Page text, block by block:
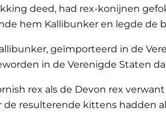
deed, had rex-konijnen
hem Kallibunker en legde de
geïmporteerd in de
in de Verenigde Staten
rex als de Devon rex
resulterende kittens hadden